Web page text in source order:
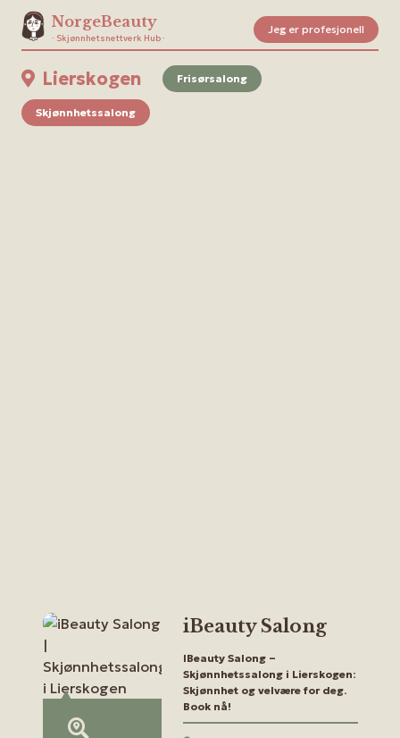
NorgeBeauty
· Skjønnhetsnettverk Hub ·
Jeg er profesjonell
Lierskogen Frisørsalong
Skjønnhetssalong
iBeauty Salong
IBeauty Salong –
Skjønnhetssalong i Lierskogen:
Skjønnhet og velvære for deg.
Book nå!